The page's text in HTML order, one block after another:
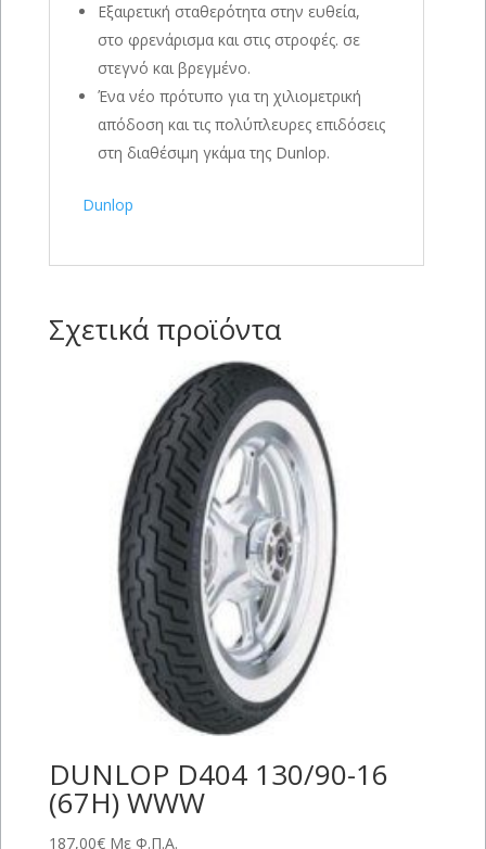
Εξαιρετική σταθερότητα στην ευθεία,
στο φρενάρισμα και στις στροφές. σε
στεγνό και βρεγμένο.
Ένα νέο πρότυπο για τη χιλιομετρική
απόδοση και τις πολύπλευρες επιδόσεις
στη διαθέσιμη γκάμα της Dunlop.
Dunlop
Σχετικά προϊόντα
DUNLOP D404 130/90-16
(67H) WWW
187,00€ Με Φ.Π.Α.